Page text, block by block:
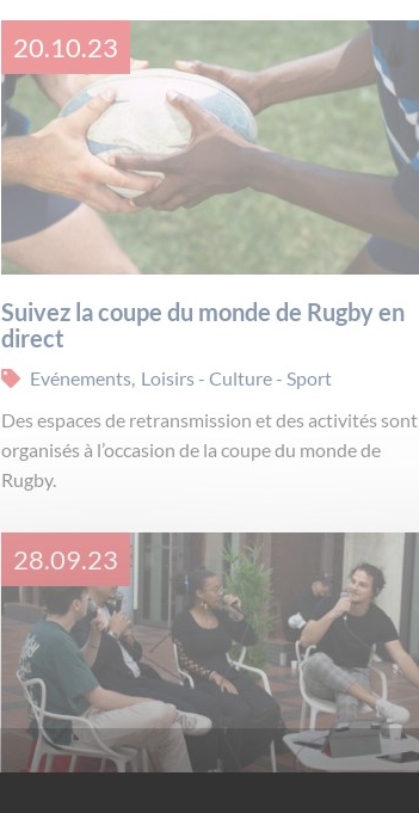
20.10.23
Suivez la coupe du monde de Rugby en
direct
Evénements, Loisirs - Culture - Sport
Des espaces de retransmission et des activités sont
organisés à l’occasion de la coupe du monde de
Rugby.
28.09.23